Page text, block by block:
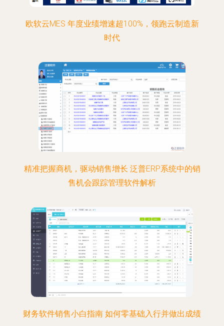
欧软云MES 年度业绩增速超100%，领跑云制造新
时代
精准把握商机，驱动销售增长 泛普ERP系统中的销
售机会跟踪管理软件解析
财务软件销售小白指南 如何零基础入行并做出成绩